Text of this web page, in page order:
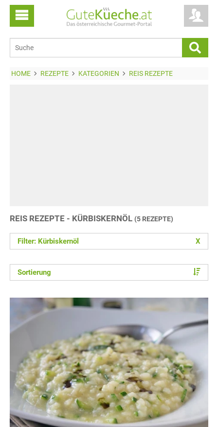
HOME REZEPTE KATEGORIEN REIS REZEPTE
REIS REZEPTE - KÜRBISKERNÖL (5 REZEPTE)
Filter: Kürbiskernöl X
Sortierung